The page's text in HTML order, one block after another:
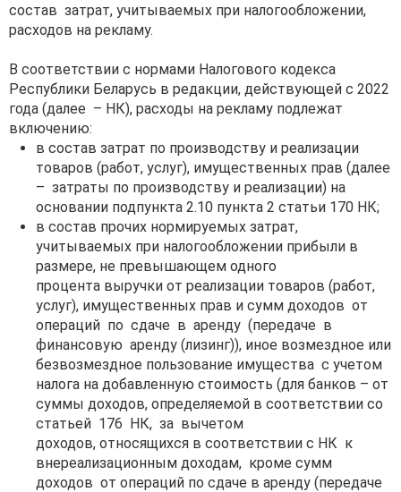
состав затрат, учитываемых при налогообложении,
расходов на рекламу.
В соответствии с нормами Налогового кодекса
Республики Беларусь в редакции, действующей с 2022
года (далее – НК), расходы на рекламу подлежат
включению:
в состав затрат по производству и реализации
товаров (работ, услуг), имущественных прав (далее
– затраты по производству и реализации) на
основании подпункта 2.10 пункта 2 статьи 170 НК;
в состав прочих нормируемых затрат,
учитываемых при налогообложении прибыли в
размере, не превышающем одного
процента выручки от реализации товаров (работ,
услуг), имущественных прав и сумм доходов от
операций по сдаче в аренду (передаче в
финансовую аренду (лизинг)), иное возмездное или
безвозмездное пользование имущества с учетом
налога на добавленную стоимость (для банков – от
суммы доходов, определяемой в соответствии со
статьей 176 НК, за вычетом
доходов, относящихся в соответствии с НК к
внереализационным доходам, кроме сумм
доходов от операций по сдаче в аренду (передаче